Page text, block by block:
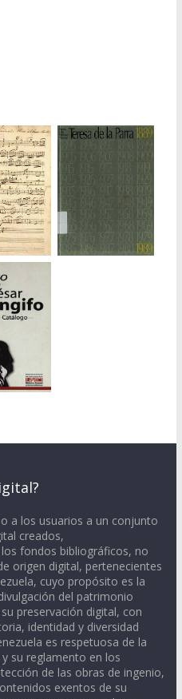
a los usuarios a un conjunto
creados,
fondos bibliográficos, no
origen digital, pertenecientes
cuyo propósito es la
del patrimonio
preservación digital, con
identidad y diversidad
es respetuosa de la
su reglamento en los
de las obras de ingenio,
exentos de su